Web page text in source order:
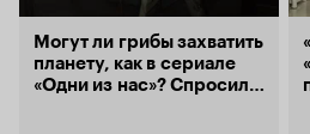
Могут ли грибы захватить
планету, как в сериале
«Одни из нас»? Спросили